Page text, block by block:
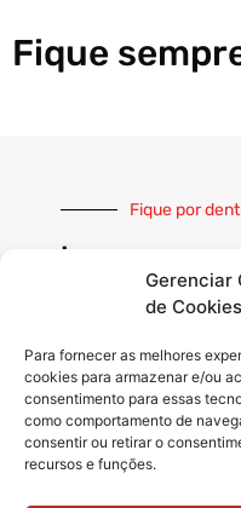
Gerenciar
de Cookies
Para fornecer as melhores
cookies para armazenar e/ou
consentimento para essas
como comportamento de
consentir ou retirar o
recursos e funções.
Fique
Fique por
Inscreva-se e
notícias